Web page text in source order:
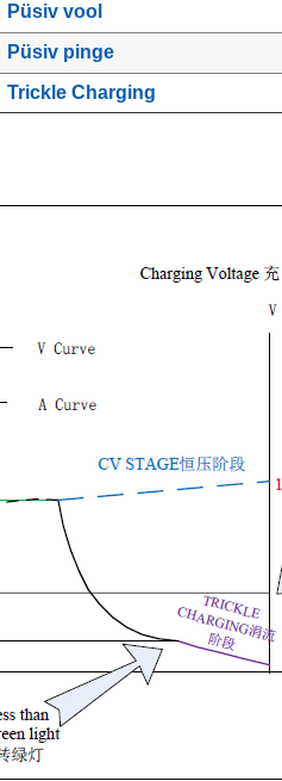
Püsiv vool
Püsiv pinge
Trickle Charging